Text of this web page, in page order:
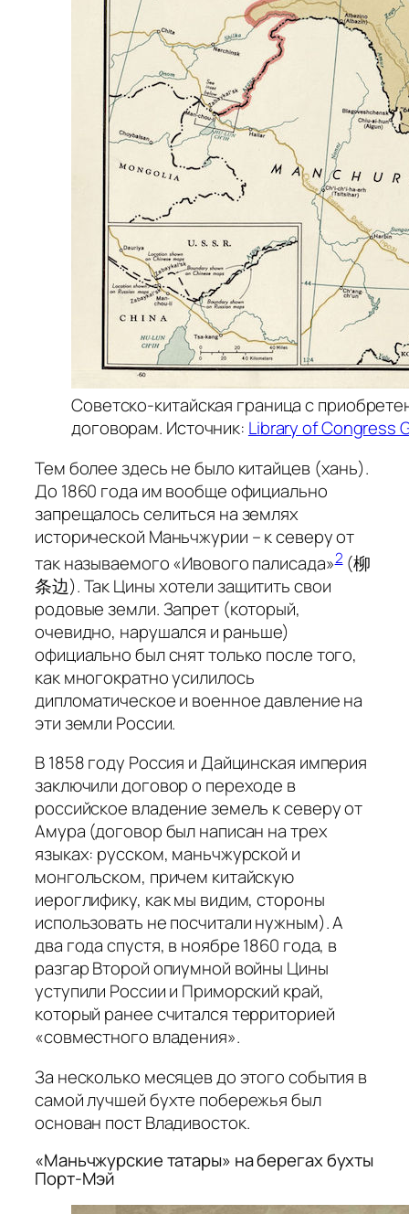
Советско-китайская граница с
договорам. Источник: Library of Congress
Тем более здесь не было китайцев (хань).
До 1860 года им вообще официально
запрещалось селиться на землях
исторической Маньчжурии – к северу от
так называемого «Ивового палисада»2(柳
条边). Так Цины хотели защитить свои
родовые земли. Запрет (который,
очевидно, нарушался и раньше)
официально был снят только после того,
как многократно усилилось
дипломатическое и военное давление на
эти земли России.
В 1858 году Россия и Дайцинская империя
заключили договор о переходе в
российское владение земель к северу от
Амура (договор был написан на трех
языках: русском, маньчжурской и
монгольском, причем китайскую
иероглифику, как мы видим, стороны
использовать не посчитали нужным). А
два года спустя, в ноябре 1860 года, в
разгар Второй опиумной войны Цины
уступили России и Приморский край,
который ранее считался территорией
«совместного владения».
За несколько месяцев до этого события в
самой лучшей бухте побережья был
основан пост Владивосток.
«Маньчжурские татары» на берегах бухты
Порт-Мэй